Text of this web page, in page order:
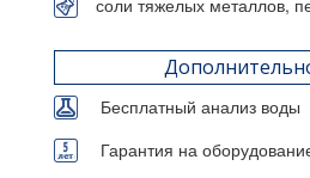
Бесплатный анализ воды
Гарантия на